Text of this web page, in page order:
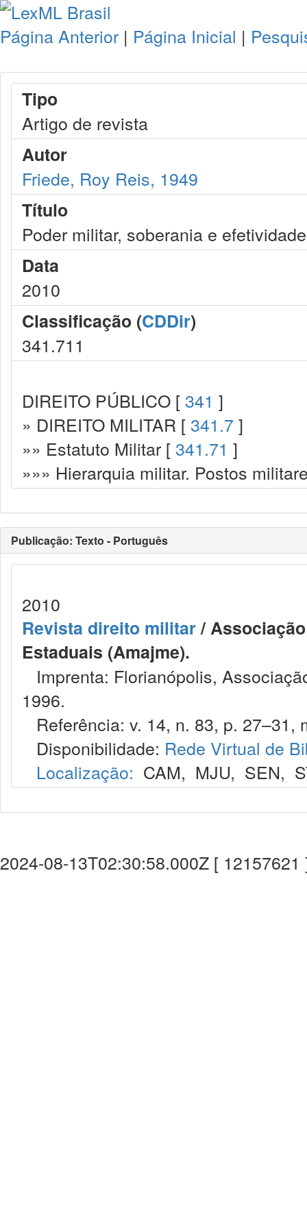
Página Anterior | Página Inicial |
Tipo
Artigo de revista
Autor
Friede, Roy Reis, 1949
Título
Poder militar, soberania e
Data
2010
Classificação (CDDir)
341.711
DIREITO PÚBLICO [ 341 ]
» DIREITO MILITAR [ 341.7 ]
»» Estatuto Militar [ 341.71 ]
»»» Hierarquia militar. Postos
Publicação: Texto - Português
2010
Revista direito militar/
Estaduais (Amajme).
Imprenta: Florianópolis,
1996.
Referência: v. 14, n. 83, p. 27–31,
Disponibilidade: Rede Virtual de
Localização: CAM, MJU, SEN,
2024-08-13T02:30:58.000Z [ 12157621